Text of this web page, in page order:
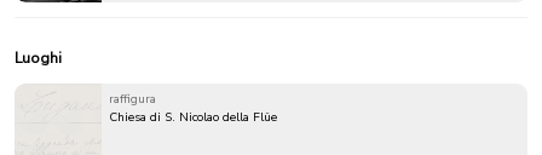
Luoghi
raffigura
Chiesa di S. Nicolao della Flüe